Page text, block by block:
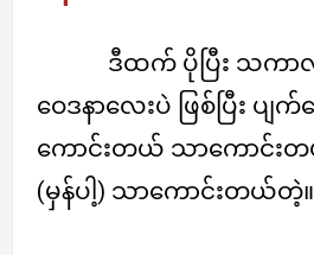
ဒီထက် ပိုပြီး သကာ
ဝေဒနာလေးပဲ ဖြစ်ပြီး ပျ
ကောင်းတယ် သာကောင်းတ
(မှန်ပါ့) သာကောင်းတယ်တဲ့။